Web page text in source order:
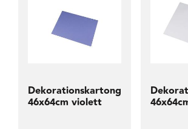
Dekorationskartong
46x64cm violett